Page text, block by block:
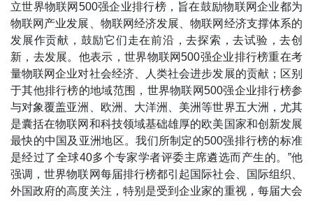
立世界物联网500强企业排行榜，旨在鼓励物联网企业都为
物联网产业发展、物联网经济发展、物联网经济支撑体系的
发展作贡献，鼓励它们走在前沿，去探索，去试验，去创
新，去发展。他表示，世界物联网500强企业排行榜重在考
量物联网企业对社会经济、人类社会进步发展的贡献；区别
于其他排行榜的地域范围，世界物联网500强企业排行榜参
与对象覆盖亚洲、欧洲、大洋洲、美洲等世界五大洲，尤其
是囊括在物联网和科技领域基础雄厚的欧美国家和创新发展
最快的中国及亚洲地区。我们所制定的500强排行榜的标准
是经过了全球40多个专家学者评委主席遴选而产生的。”他
强调，世界物联网每届排行榜都引起国际社会、国际组织、
外国政府的高度关注，特别是受到企业家的重视，每届大会